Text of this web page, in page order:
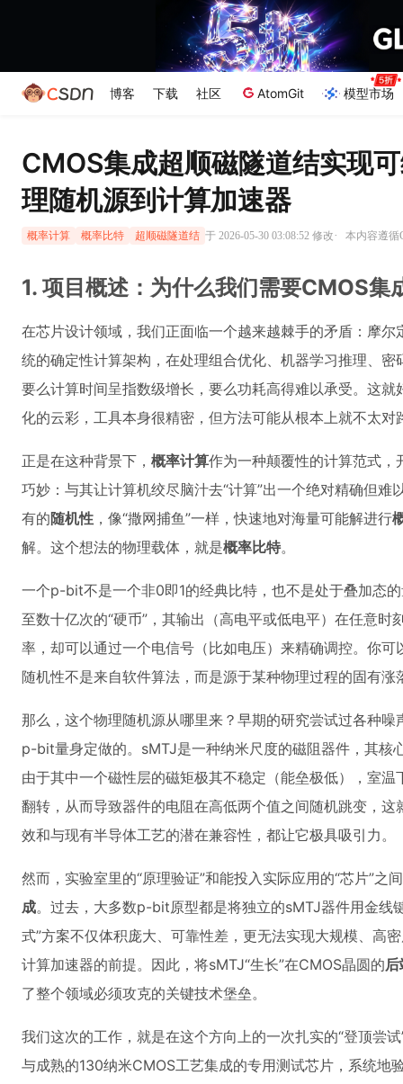
博客 下载 社区 AtomGit 模型市场
CMOS集成超顺磁隧道结实现
理随机源到计算加速器
概率计算 概率比特 超顺磁隧道结 于 2026-05-30 03:08:52 修改· 本内容遵循
1. 项目概述：为什么我们需要CMOS
在芯片设计领域，我们正面临一个越来越棘手的矛盾：摩
统的确定性计算架构，在处理组合优化、机器学习推理、
要么计算时间呈指数级增长，要么功耗高得难以承受。这
化的云彩，工具本身很精密，但方法可能从根本上就不太对
正是在这种背景下， 概率计算作为一种颠覆性的计算范式
巧妙：与其让计算机绞尽脑汁去“计算”出一个绝对精确但
有的随机性 ，像“撒网捕鱼”一样，快速地对海量可能解进行
解。这个想法的物理载体，就是概率比特。
一个p-bit不是一个非0即1的经典比特，也不是处于叠加态
至数十亿次的“硬币”，其输出（高电平或低电平）在任意
率，却可以通过一个电信号（比如电压）来精确调控。你可
随机性不是来自软件算法，而是源于某种物理过程的固有涨
那么，这个物理随机源从哪里来？早期的研究尝试过各种噪
p-bit量身定做的。sMTJ是一种纳米尺度的磁阻器件，其核
由于其中一个磁性层的磁矩极其不稳定（能垒极低），室
翻转，从而导致器件的电阻在高低两个值之间随机跳变，
效和与现有半导体工艺的潜在兼容性，都让它极具吸引力。
然而，实验室里的“原理验证”和能投入实际应用的“芯片”之
成。过去，大多数p-bit原型都是将独立的sMTJ器件用金线
式”方案不仅体积庞大、可靠性差，更无法实现大规模、高
计算加速器的前提。因此，将sMTJ“生长”在CMOS晶圆的
了整个领域必须攻克的关键技术堡垒。
我们这次的工作，就是在这个方向上的一次扎实的“登顶尝
与成熟的130纳米CMOS工艺集成的专用测试芯片，系统地